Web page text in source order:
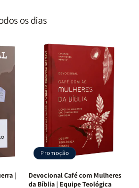
os dias
|
Promoção
Devocional Café com Mulheres
da Bíblia | Equipe Teológica